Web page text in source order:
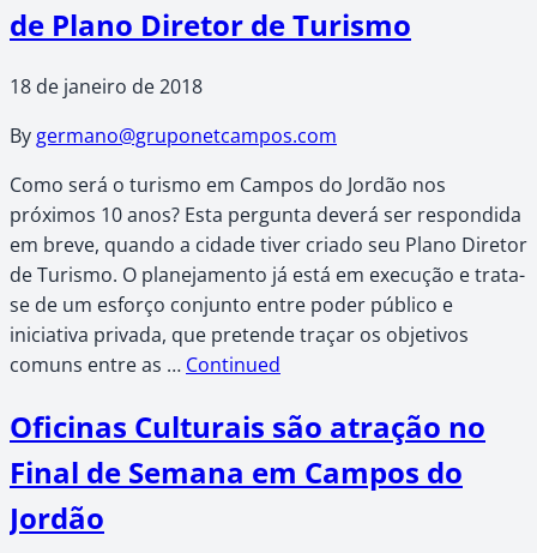
de Plano Diretor de Turismo
18 de janeiro de 2018
By germano@gruponetcampos.com
Como será o turismo em Campos do Jordão nos
próximos 10 anos? Esta pergunta deverá ser respondida
em breve, quando a cidade tiver criado seu Plano Diretor
de Turismo. O planejamento já está em execução e trata-
se de um esforço conjunto entre poder público e
iniciativa privada, que pretende traçar os objetivos
comuns entre as … Continued
Oficinas Culturais são atração no
Final de Semana em Campos do
Jordão